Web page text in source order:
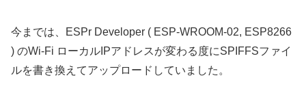
今までは、ESPr Developer ( ESP-WROOM-02, ESP8266
) のWi-Fi ローカルIPアドレスが変わる度にSPIFFSファイ
ルを書き換えてアップロードしていました。